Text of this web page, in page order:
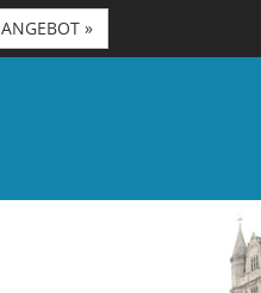
ANGEBOT »